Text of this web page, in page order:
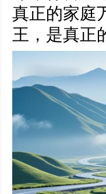
真正的家庭
王，是真正